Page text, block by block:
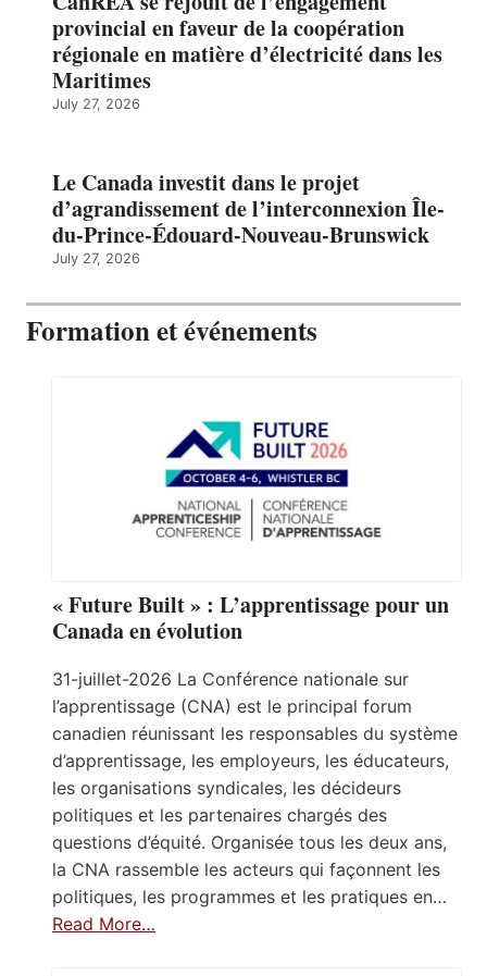
provincial en faveur de la coopération
régionale en matière d’électricité dans les
Maritimes
July 27, 2026
Le Canada investit dans le projet
d’agrandissement de l’interconnexion Île-
du-Prince-Édouard-Nouveau-Brunswick
July 27, 2026
Formation et événements
« Future Built » : L’apprentissage pour un
Canada en évolution
31-juillet-2026 La Conférence nationale sur
l’apprentissage (CNA) est le principal forum
canadien réunissant les responsables du système
d’apprentissage, les employeurs, les éducateurs,
les organisations syndicales, les décideurs
politiques et les partenaires chargés des
questions d’équité. Organisée tous les deux ans,
la CNA rassemble les acteurs qui façonnent les
politiques, les programmes et les pratiques en…
Read More…